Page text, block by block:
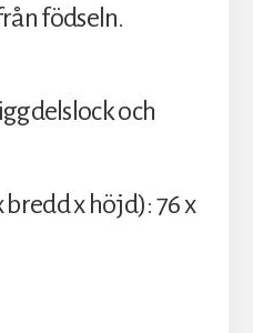
födseln.
och
x höjd): 76 x